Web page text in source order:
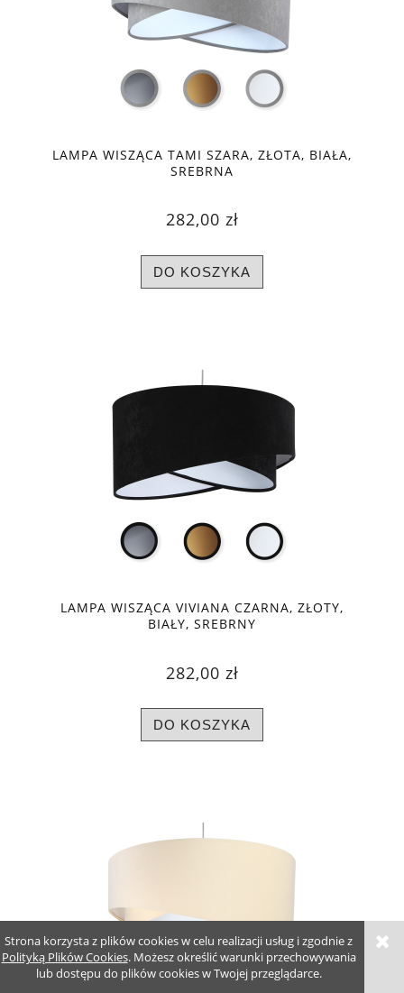
Strona korzysta z plików cookies w celu realizacji usług i zgodnie z
Polityką Plików Cookies. Możesz określić warunki przechowywania
lub dostępu do plików cookies w Twojej przeglądarce.
LAMPA WISZĄCA TAMI SZARA, ZŁOTA, BIAŁA,
SREBRNA
282,00 zł
DO KOSZYKA
LAMPA WISZĄCA VIVIANA CZARNA, ZŁOTY,
BIAŁY, SREBRNY
282,00 zł
DO KOSZYKA